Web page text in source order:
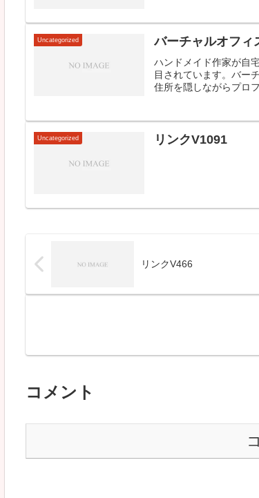
Uncategorized バーチャルオフィ
ハンドメイド作家が自
目されています。バー
住所を隠しながらプロ
Uncategorized リンクV1091
リンクV466
コメント